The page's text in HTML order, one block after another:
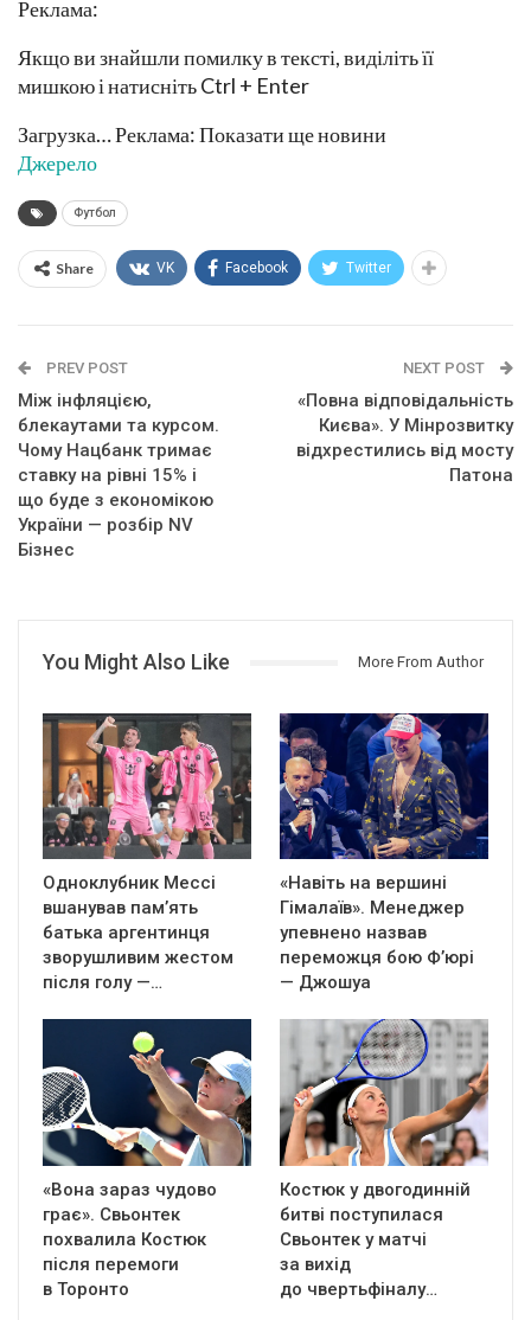
Реклама:
Якщо ви знайшли помилку в тексті, виділіть її
мишкою і натисніть Ctrl + Enter
Загрузка… Реклама: Показати ще новини
Джерело
Футбол
Share VK Facebook Twitter
PREV POST
Між інфляцією,
блекаутами та курсом.
Чому Нацбанк тримає
ставку на рівні 15% і
що буде з економікою
України — розбір NV
Бізнес
NEXT POST
«Повна відповідальність
Києва». У Мінрозвитку
відхрестились від мосту
Патона
You Might Also Like More From Author
Одноклубник Мессі
вшанував пам’ять
батька аргентинця
зворушливим жестом
після голу —…
«Навіть на вершині
Гімалаїв». Менеджер
упевнено назвав
переможця бою Ф’юрі
— Джошуа
«Вона зараз чудово
грає». Свьонтек
похвалила Костюк
після перемоги
в Торонто
Костюк у двогодинній
битві поступилася
Свьонтек у матчі
за вихід
до чвертьфіналу…